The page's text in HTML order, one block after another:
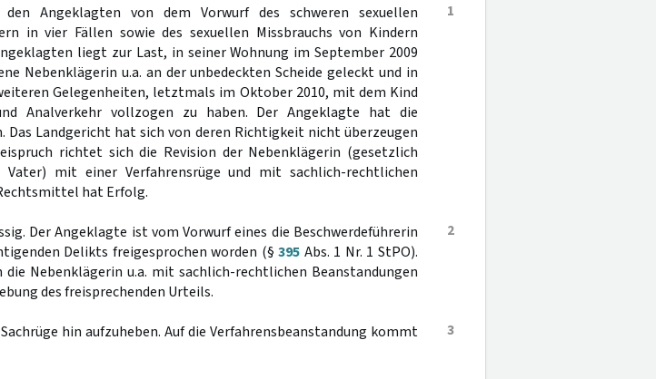
1
Angeklagten von dem Vorwurf des schweren sexuellen
in vier Fällen sowie des sexuellen Missbrauchs von Kindern
liegt zur Last, in seiner Wohnung im September 2009
Nebenklägerin u.a. an der unbedeckten Scheide geleckt und in
Gelegenheiten, letztmals im Oktober 2010, mit dem Kind
Analverkehr vollzogen zu haben. Der Angeklagte hat die
Landgericht hat sich von deren Richtigkeit nicht überzeugen
richtet sich die Revision der Nebenklägerin (gesetzlich
mit einer Verfahrensrüge und mit sachlich-rechtlichen
hat Erfolg.
2
Der Angeklagte ist vom Vorwurf eines die Beschwerdeführerin
Delikts freigesprochen worden (§395 Abs. 1 Nr. 1 StPO).
die Nebenklägerin u.a. mit sachlich-rechtlichen Beanstandungen
des freisprechenden Urteils.
3
hin aufzuheben. Auf die Verfahrensbeanstandung kommt